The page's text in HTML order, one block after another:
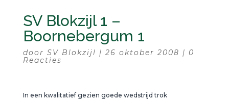
SV Blokzijl 1 –
Boornebergum 1
door SV Blokzijl | 26 oktober 2008 | 0
Reacties
In een kwalitatief gezien goede wedstrijd trok